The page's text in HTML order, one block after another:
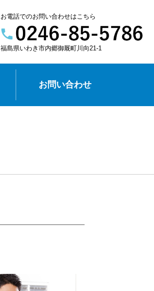
お電話でのお問い合わせはこちら
福島県いわき市内郷御厩町川向21-1
お問い合わせ